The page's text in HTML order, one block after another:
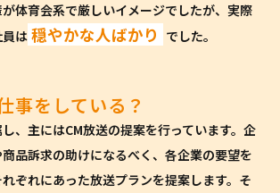
体育会系で厳しいイメージでしたが、実際
は 穏やかな人ばかり でした。
事をしている？
、主にはCM放送の提案を行っています。企
品訴求の助けになるべく、各企業の要望を
ぞれにあった放送プランを提案します。そ